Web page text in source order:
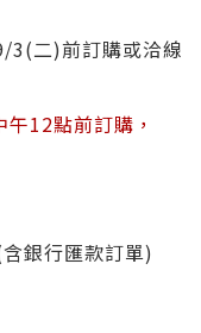
3(二)前訂購或洽線
12點前訂購，
銀行匯款訂單)